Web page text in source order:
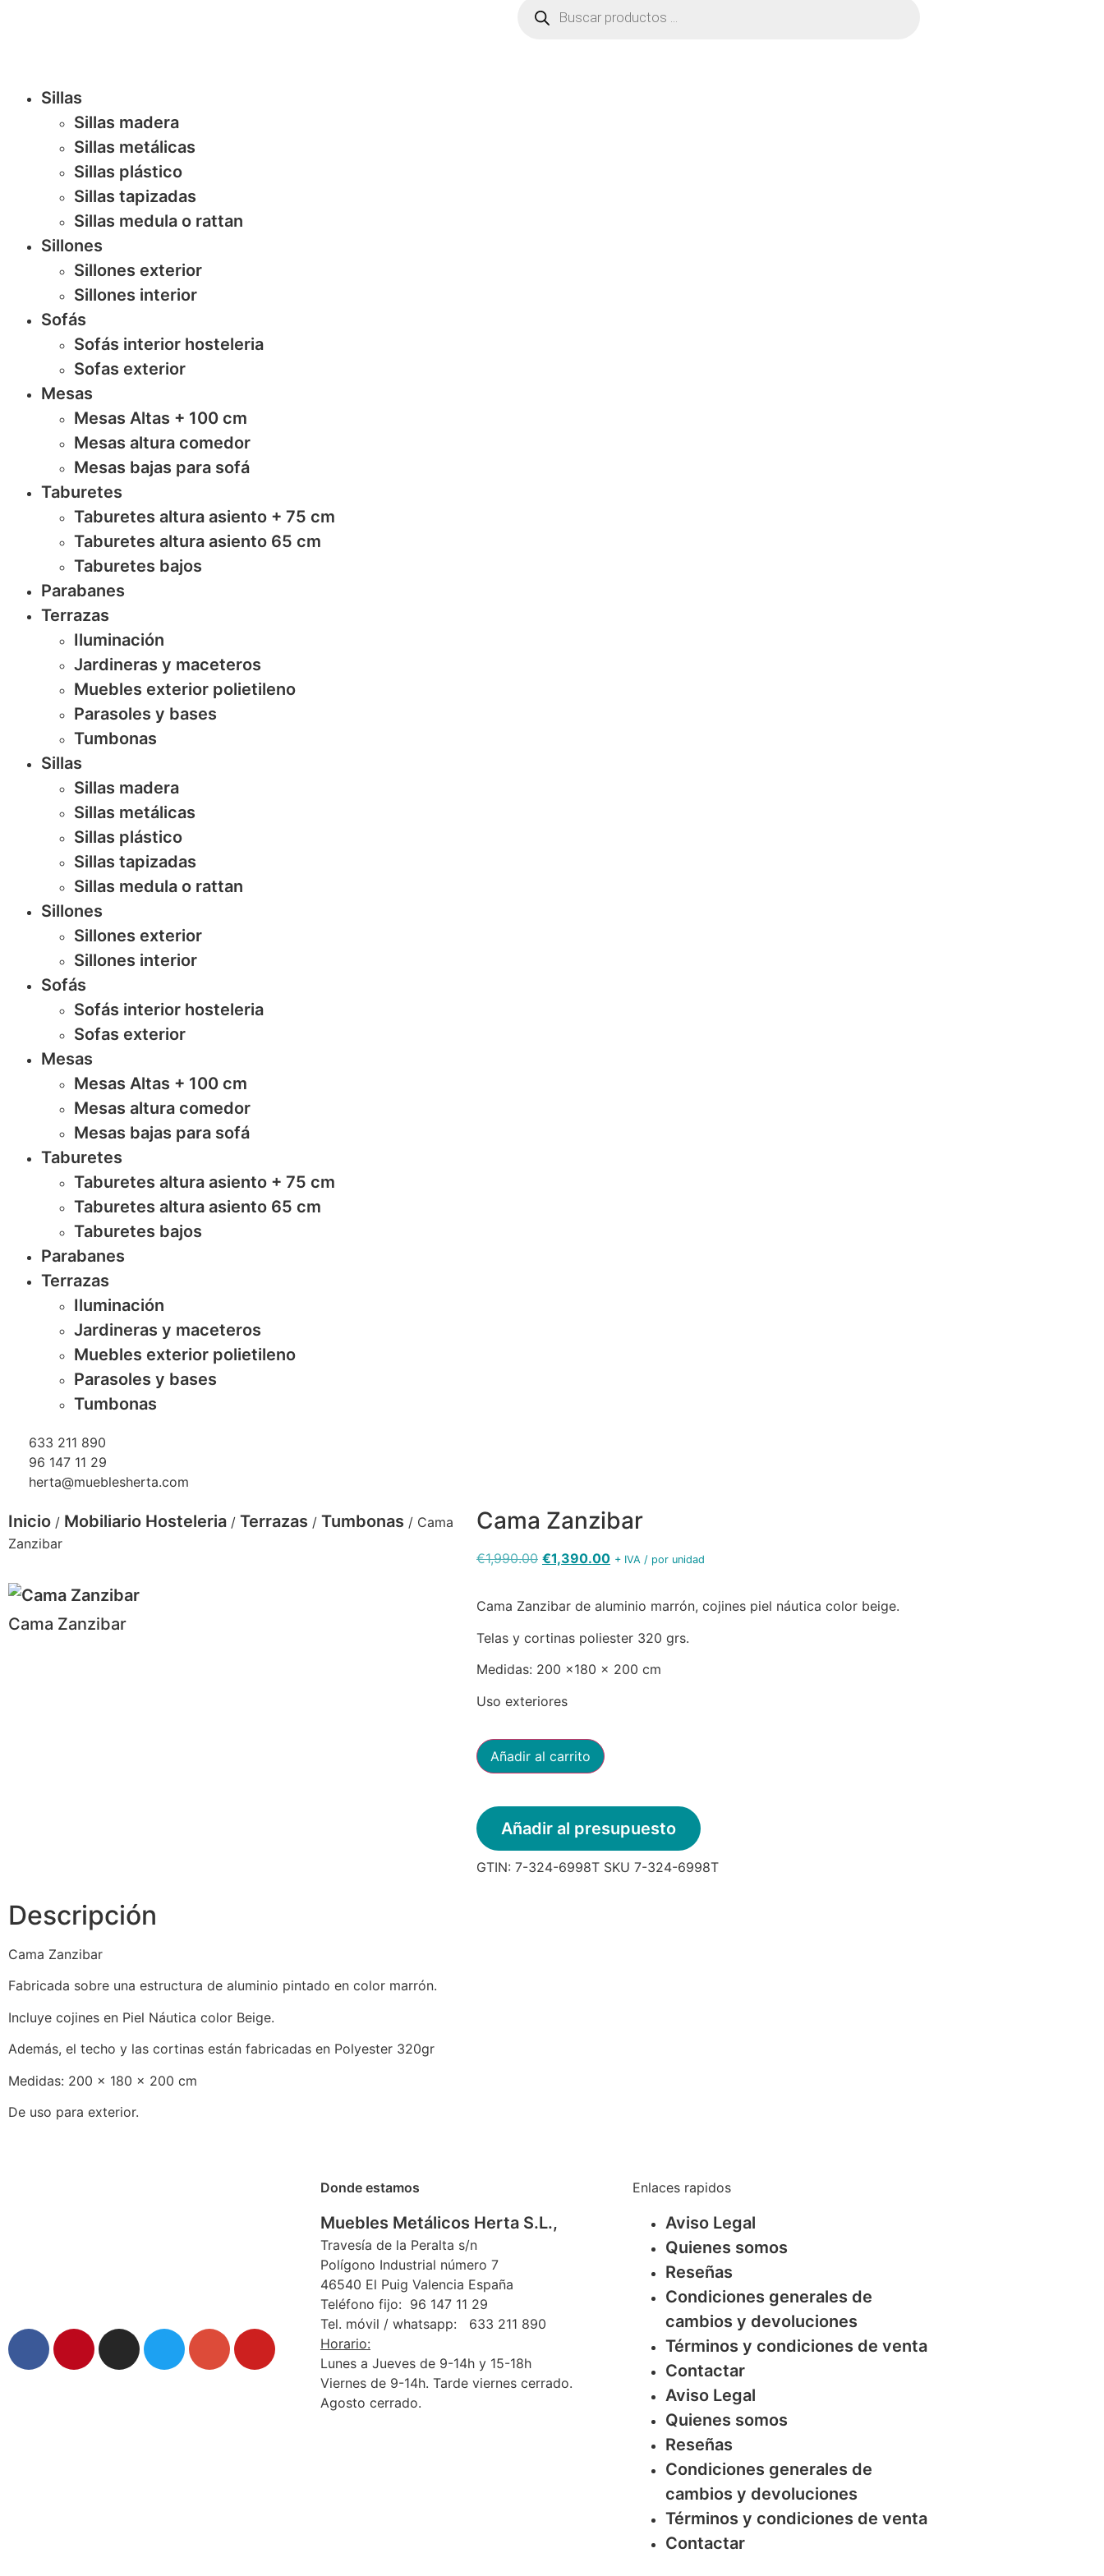
Sillas
Sillas madera
Sillas metálicas
Sillas plástico
Sillas tapizadas
Sillas medula o rattan
Sillones
Sillones exterior
Sillones interior
Sofás
Sofás interior hosteleria
Sofas exterior
Mesas
Mesas Altas + 100 cm
Mesas altura comedor
Mesas bajas para sofá
Taburetes
Taburetes altura asiento + 75 cm
Taburetes altura asiento 65 cm
Taburetes bajos
Parabanes
Terrazas
Iluminación
Jardineras y maceteros
Muebles exterior polietileno
Parasoles y bases
Tumbonas
Sillas
Sillas madera
Sillas metálicas
Sillas plástico
Sillas tapizadas
Sillas medula o rattan
Sillones
Sillones exterior
Sillones interior
Sofás
Sofás interior hosteleria
Sofas exterior
Mesas
Mesas Altas + 100 cm
Mesas altura comedor
Mesas bajas para sofá
Taburetes
Taburetes altura asiento + 75 cm
Taburetes altura asiento 65 cm
Taburetes bajos
Parabanes
Terrazas
Iluminación
Jardineras y maceteros
Muebles exterior polietileno
Parasoles y bases
Tumbonas
633 211 890
96 147 11 29
herta@mueblesherta.com
Inicio / Mobiliario Hosteleria / Terrazas / Tumbonas / Cama
Zanzibar
Cama Zanzibar
Cama Zanzibar
€1,990.00 €1,390.00 + IVA / por unidad
Cama Zanzibar de aluminio marrón, cojines piel náutica color beige.
Telas y cortinas poliester 320 grs.
Medidas: 200 x180 x 200 cm
Uso exteriores
Añadir al carrito
Añadir al presupuesto
GTIN: 7-324-6998T SKU 7-324-6998T
Descripción
Cama Zanzibar
Fabricada sobre una estructura de aluminio pintado en color marrón.
Incluye cojines en Piel Náutica color Beige.
Además, el techo y las cortinas están fabricadas en Polyester 320gr
Medidas: 200 x 180 x 200 cm
De uso para exterior.
Donde estamos
Muebles Metálicos Herta S.L.,
Travesía de la Peralta s/n
Polígono Industrial número 7
46540 El Puig Valencia España
Teléfono fijo: 96 147 11 29
Tel. móvil / whatsapp: 633 211 890
Horario:
Lunes a Jueves de 9-14h y 15-18h
Viernes de 9-14h. Tarde viernes cerrado.
Agosto cerrado.
Enlaces rapidos
Aviso Legal
Quienes somos
Reseñas
Condiciones generales de
cambios y devoluciones
Términos y condiciones de venta
Contactar
Aviso Legal
Quienes somos
Reseñas
Condiciones generales de
cambios y devoluciones
Términos y condiciones de venta
Contactar